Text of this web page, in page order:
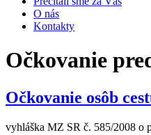
O nás
Kontakty
Očkovanie
Očkovanie osôb
vyhláška MZ SR č. 585/2008 o